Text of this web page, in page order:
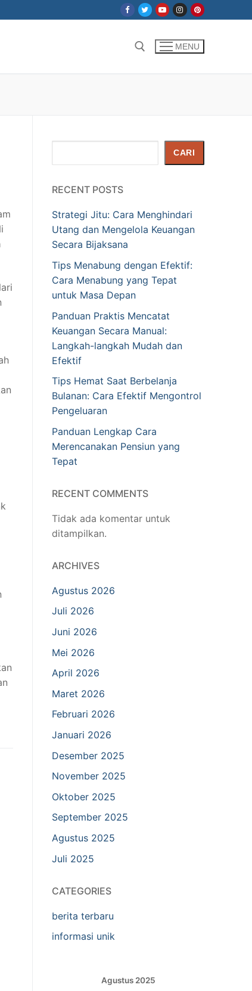
MENU
CARI
RECENT POSTS
Strategi Jitu: Cara Menghindari
Utang dan Mengelola Keuangan
Secara Bijaksana
Tips Menabung dengan Efektif:
Cara Menabung yang Tepat
untuk Masa Depan
Panduan Praktis Mencatat
Keuangan Secara Manual:
Langkah-langkah Mudah dan
Efektif
Tips Hemat Saat Berbelanja
Bulanan: Cara Efektif Mengontrol
Pengeluaran
Panduan Lengkap Cara
Merencanakan Pensiun yang
Tepat
RECENT COMMENTS
Tidak ada komentar untuk
ditampilkan.
ARCHIVES
Agustus 2026
Juli 2026
Juni 2026
Mei 2026
April 2026
Maret 2026
Februari 2026
Januari 2026
Desember 2025
November 2025
Oktober 2025
September 2025
Agustus 2025
Juli 2025
CATEGORIES
berita terbaru
informasi unik
Agustus 2025